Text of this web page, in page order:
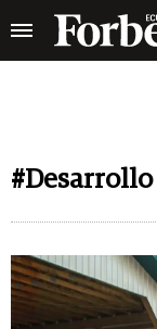
#Desarrollo